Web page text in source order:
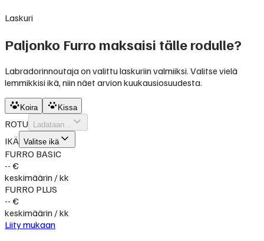
Laskuri
Paljonko Furro maksaisi tälle rodulle?
Labradorinnoutaja on valittu laskuriin valmiiksi. Valitse vielä
lemmikkisi ikä, niin näet arvion kuukausiosuudesta.
Koira Kissa
ROTU Ladataan...
IKÄ Valitse ikä
FURRO BASIC
-- €
keskimäärin / kk
FURRO PLUS
-- €
keskimäärin / kk
Liity mukaan